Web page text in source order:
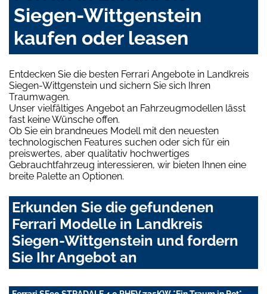
Siegen-Wittgenstein
kaufen oder leasen
Entdecken Sie die besten Ferrari Angebote in Landkreis
Siegen-Wittgenstein und sichern Sie sich Ihren
Traumwagen.
Unser vielfältiges Angebot an Fahrzeugmodellen lässt
fast keine Wünsche offen.
Ob Sie ein brandneues Modell mit den neuesten
technologischen Features suchen oder sich für ein
preiswertes, aber qualitativ hochwertiges
Gebrauchtfahrzeug interessieren, wir bieten Ihnen eine
breite Palette an Optionen.
Erkunden Sie die gefundenen
Ferrari Modelle in Landkreis
Siegen-Wittgenstein und fordern
Sie Ihr Angebot an